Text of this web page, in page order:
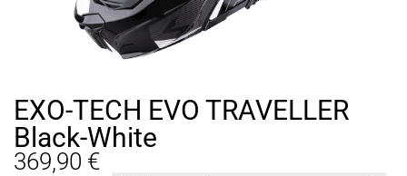
EXO-TECH EVO TRAVELLER
Black-White
369,90 €